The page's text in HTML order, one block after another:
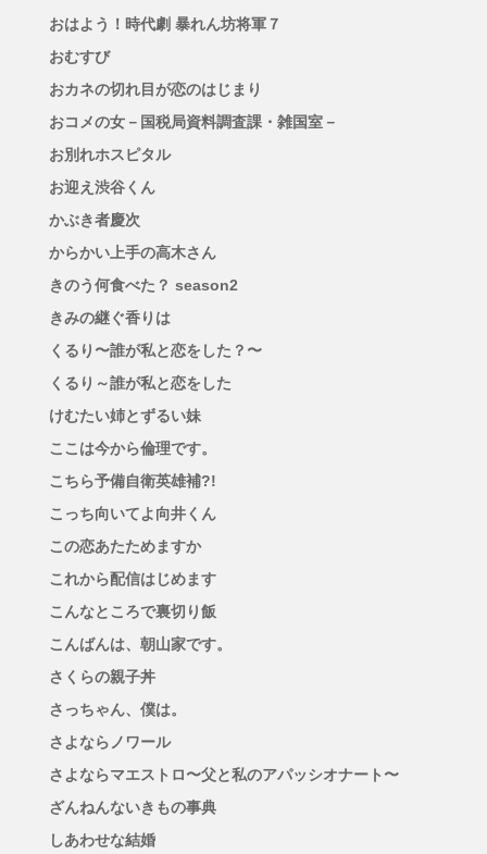
おはよう！時代劇 暴れん坊将軍７
おむすび
おカネの切れ目が恋のはじまり
おコメの女－国税局資料調査課・雑国室－
お別れホスピタル
お迎え渋谷くん
かぶき者慶次
からかい上手の高木さん
きのう何食べた？ season2
きみの継ぐ香りは
くるり〜誰が私と恋をした？〜
くるり～誰が私と恋をした
けむたい姉とずるい妹
ここは今から倫理です。
こちら予備自衛英雄補?!
こっち向いてよ向井くん
この恋あたためますか
これから配信はじめます
こんなところで裏切り飯
こんばんは、朝山家です。
さくらの親子丼
さっちゃん、僕は。
さよならノワール
さよならマエストロ〜父と私のアパッシオナート〜
ざんねんないきもの事典
しあわせな結婚